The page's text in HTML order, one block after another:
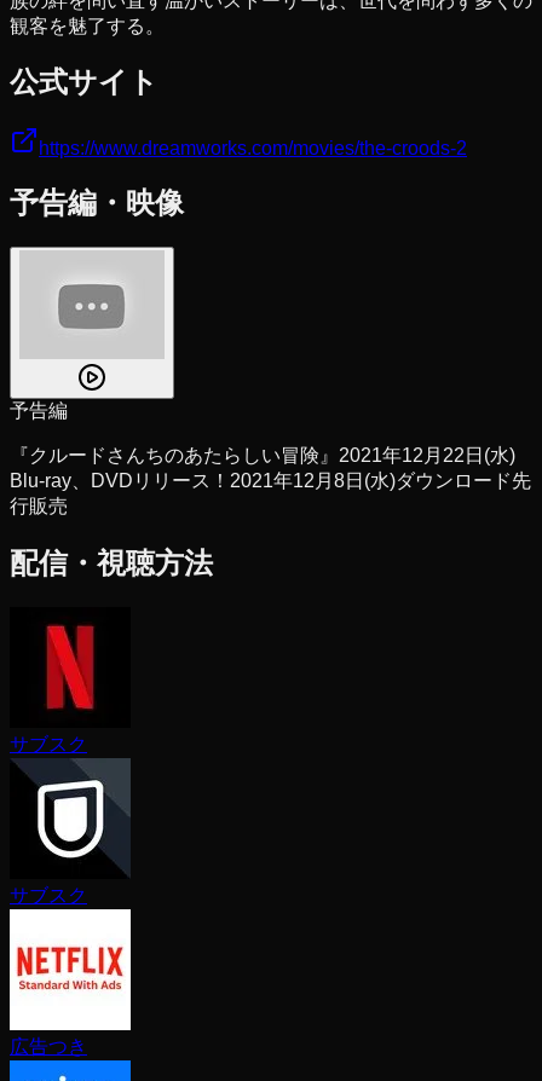
観客を魅了する。
公式サイト
https://www.dreamworks.com/movies/the-croods-2
予告編・映像
予告編
『クルードさんちのあたらしい冒険』2021年12月22日(水)
Blu-ray、DVDリリース！2021年12月8日(水)ダウンロード先
行販売
配信・視聴方法
サブスク
サブスク
広告つき